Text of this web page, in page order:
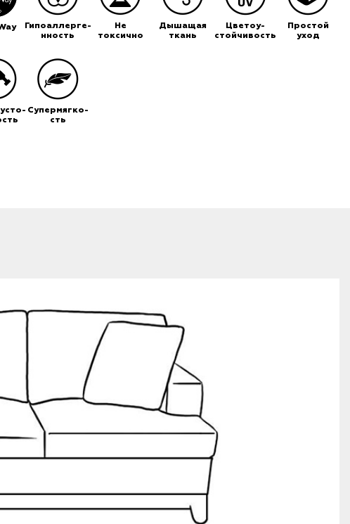
Гипоаллерге-
нность
Не
токсично
Дышащая
ткань
Цветоу-
стойчивость
Простой
уход
Супермягко-
сть